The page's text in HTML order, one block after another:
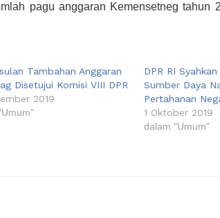
pagu anggaran Kemensetneg tahun
Tambahan Anggaran
Disetujui Komisi VIII DPR
2019
DPR RI
Sumber Daya
Pertahanan
1 Oktober 2019
dalam "Umum"